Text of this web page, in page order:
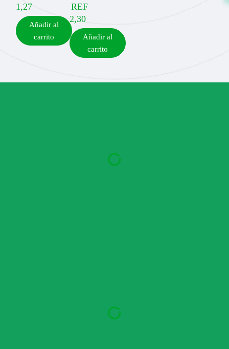
1,27
Añadir al
carrito
REF
2,30
Añadir al
carrito